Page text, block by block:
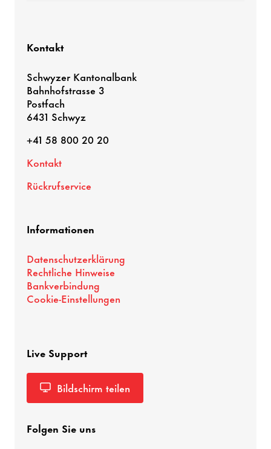
Kontakt
Schwyzer Kantonalbank
Bahnhofstrasse 3
Postfach
6431 Schwyz
+41 58 800 20 20
Kontakt
Rückrufservice
Informationen
Datenschutzerklärung
Rechtliche Hinweise
Bankverbindung
Cookie-Einstellungen
Live Support
Bildschirm teilen
Folgen Sie uns